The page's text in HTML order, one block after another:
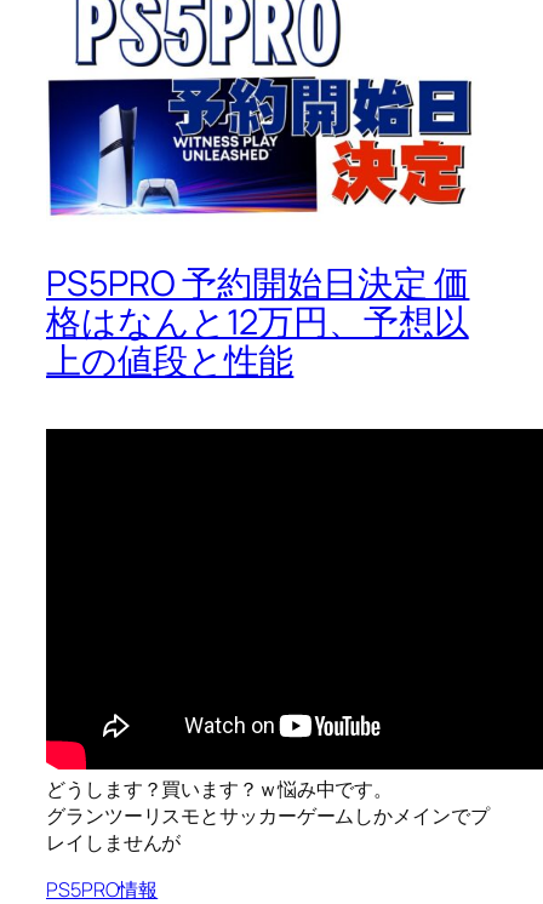
PS5PRO 予約開始日決定 価
格はなんと12万円、予想以
上の値段と性能
どうします？買います？ｗ悩み中です。
グランツーリスモとサッカーゲームしかメインでプ
レイしませんが
PS5PRO情報